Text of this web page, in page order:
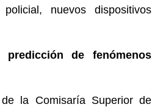
nuevos dispositivos
de fenómenos
la Comisaría Superior de